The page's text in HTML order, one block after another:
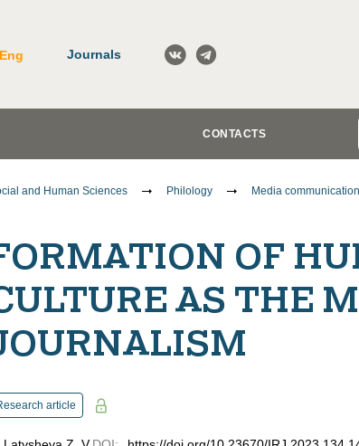
Eng Journals
CONTACTS
and Human Sciences Philology Media
OF
AS THE
article